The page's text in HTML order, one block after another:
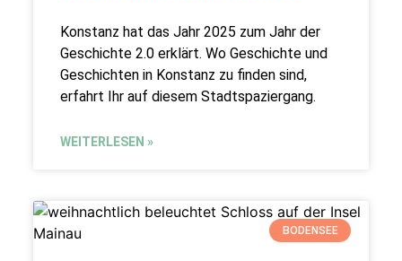
Konstanz hat das Jahr 2025 zum Jahr der
Geschichte 2.0 erklärt. Wo Geschichte und
Geschichten in Konstanz zu finden sind,
erfahrt Ihr auf diesem Stadtspaziergang.
WEITERLESEN »
BODENSEE